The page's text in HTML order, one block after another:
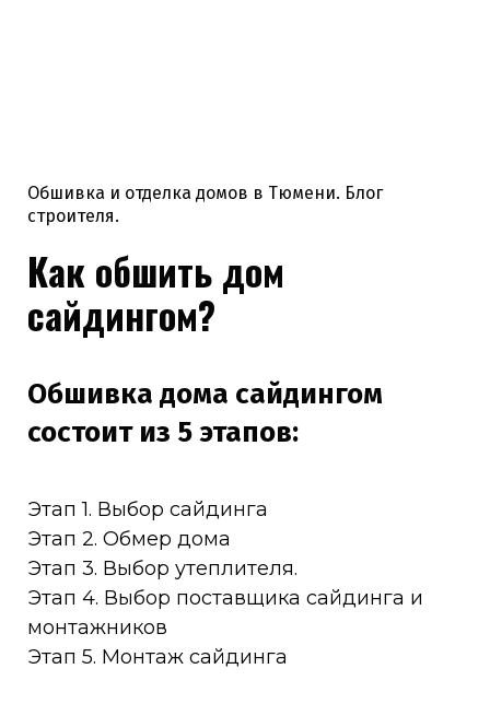
Обшивка и отделка домов в Тюмени. Блог
строителя.
Как обшить дом
сайдингом?
Обшивка дома сайдингом
состоит из 5 этапов:
Этап 1. Выбор сайдинга
Этап 2. Обмер дома
Этап 3. Выбор утеплителя.
Этап 4. Выбор поставщика сайдинга и
монтажников
Этап 5. Монтаж сайдинга